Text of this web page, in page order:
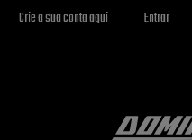
Crie a sua conta aqui
Entrar